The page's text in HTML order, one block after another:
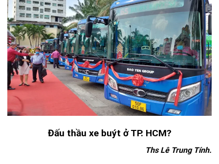
Đấu thầu xe buýt ở TP. HCM?
Ths Lê Trung Tính.